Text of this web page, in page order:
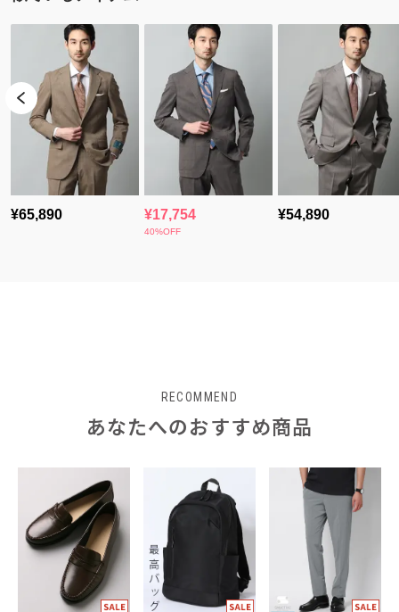
RECOMMEND
あなたへのおすすめ商品